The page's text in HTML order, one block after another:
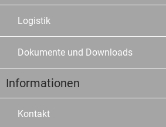
Logistik
Dokumente und Downloads
Informationen
Kontakt